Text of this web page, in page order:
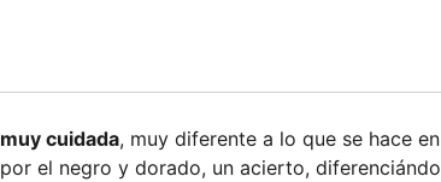
muy cuidada, muy diferente a lo que se hace
por el negro y dorado, un acierto,